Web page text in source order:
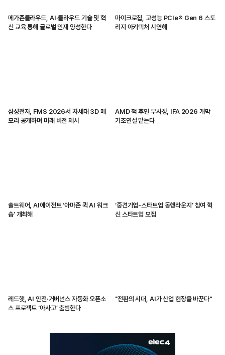
메가존클라우드, AI·클라우드 기술 및 혁
신 교육 통해 글로벌 인재 양성한다
마이크로칩, 고성능 PCIe® Gen 6 스토
리지 아키텍처 시연해
삼성전자, FMS 2026서 차세대 3D 메
모리 공개하며 미래 비전 제시
AMD 잭 후인 부사장, IFA 2026 개막
기조연설 맡는다
솔트웨어, AI에이전트 ‘아마존 퀵 AI 워크
숍’ 개최해
‘중견기업-스타트업 동행라운지’ 참여 혁
신 스타트업 모집
레드햇, AI 안전·거버넌스 자동화 오픈소
스 프로젝트 ‘아사고’ 출범한다
"전환의 시대, AI가 산업 현장을 바꾼다"